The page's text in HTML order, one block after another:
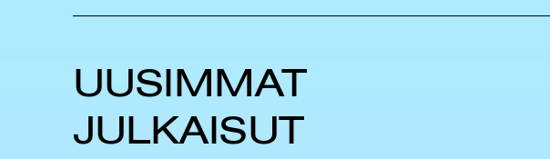
UUSIMMAT
JULKAISUT